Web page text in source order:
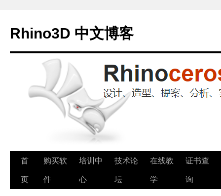
Rhino3D 中文博客
跳
至
首
页
购买软
件
培训中
心
技术论
坛
在线教
学
证书查
询